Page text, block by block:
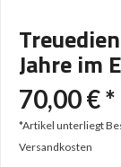
Jahre im
70,00 € *
*Artikel unterliegt
Versandkosten